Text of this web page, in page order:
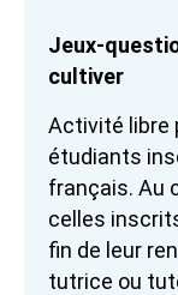
Jeux-
cultiver
Activité libre
étudiants
français. Au
celles
fin de leur
tutrice ou